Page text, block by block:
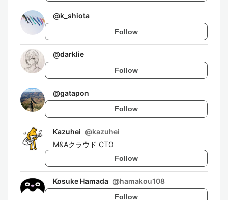
@k_shiota
Follow
@darklie
Follow
@gatapon
Follow
Kazuhei @kazuhei
M&Aクラウド CTO
Follow
Kosuke Hamada @hamakou108
Follow